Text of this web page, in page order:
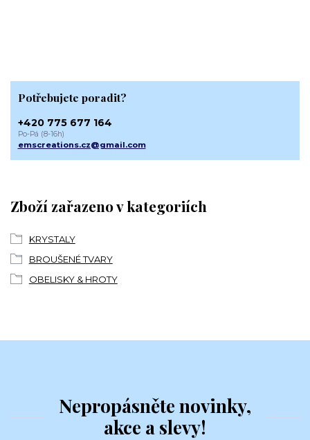
Zboží zařazeno v kategoriích
KRYSTALY
BROUŠENÉ TVARY
OBELISKY & HROTY
Potřebujete poradit?
+420 775 677 164
Po-Pá (8-16h)
emscreations.cz@gmail.com
Nepropásněte novinky,
akce a slevy!